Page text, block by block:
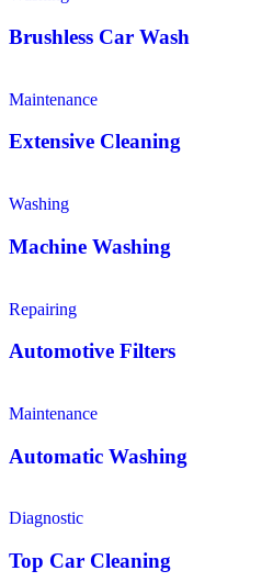
Brushless Car Wash
Maintenance
Extensive Cleaning
Washing
Machine Washing
Repairing
Automotive Filters
Maintenance
Automatic Washing
Diagnostic
Top Car Cleaning